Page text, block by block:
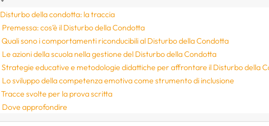
Disturbo della condotta: la traccia
Premessa: cos’è il Disturbo della Condotta
Quali sono i comportamenti riconducibili al Disturbo della Condotta
Le azioni della scuola nella gestione del Disturbo della Condotta
Strategie educative e metodologie didattiche per affrontare il Disturbo della
Lo sviluppo della competenza emotiva come strumento di inclusione
Tracce svolte per la prova scritta
Dove approfondire